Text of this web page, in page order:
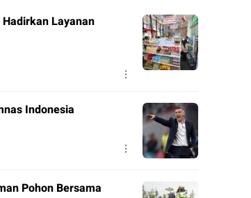
Layanan
Indonesia
Pohon Bersama